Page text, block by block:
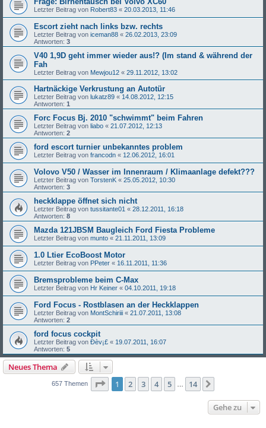
Letzter Beitrag von Robert83 « 20.03.2013, 11:46
Escort zieht nach links bzw. rechts
Letzter Beitrag von iceman88 « 26.02.2013, 23:09
Antworten: 3
V40 1,9D geht immer wieder aus!? (Im stand & während der
Fah
Letzter Beitrag von Mewjou12 « 29.11.2012, 13:02
Hartnäckige Verkrustung an Autotür
Letzter Beitrag von lukatz89 « 14.08.2012, 12:15
Antworten: 1
Forc Focus Bj. 2010 "schwimmt" beim Fahren
Letzter Beitrag von liabo « 21.07.2012, 12:13
Antworten: 2
ford escort turnier unbekanntes problem
Letzter Beitrag von francodn « 12.06.2012, 16:01
Volovo V50 / Wasser im Innenraum / Klimaanlage defekt???
Letzter Beitrag von TorstenK « 25.05.2012, 10:30
Antworten: 3
heckklappe öffnet sich nicht
Letzter Beitrag von tussitante01 « 28.12.2011, 16:18
Antworten: 8
Mazda 121JBSM Baugleich Ford Fiesta Probleme
Letzter Beitrag von munto « 21.11.2011, 13:09
1.0 Ltier EcoBoost Motor
Letzter Beitrag von PPeter « 16.11.2011, 11:36
Bremsprobleme beim C-Max
Letzter Beitrag von Hr Keiner « 04.10.2011, 19:18
Ford Focus - Rostblasen an der Heckklappen
Letzter Beitrag von MontSchiriii « 21.07.2011, 13:08
Antworten: 2
ford focus cockpit
Letzter Beitrag von Ðèv¡£ « 19.07.2011, 16:07
Antworten: 5
Neues Thema
657 Themen Seite 1von 14
1 2 3 4 5 14
Gehe zu